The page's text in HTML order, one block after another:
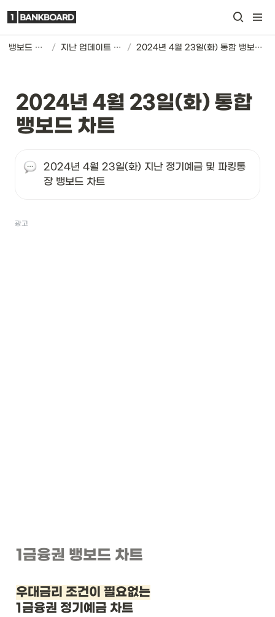
뱅보드 차트 / 지난 업데이트 기록 / 2024년 4월 23일(화) 통합 뱅보드 차트
2024년 4월 23일(화) 통합
뱅보드 차트
2024년 4월 23일(화) 지난 정기예금 및 파킹통
장 뱅보드 차트
광고
1금융권 뱅보드 차트
우대금리 조건이 필요없는
1금융권 정기예금 차트